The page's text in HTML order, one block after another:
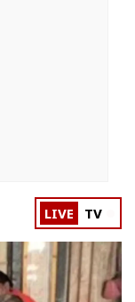
LIVE TV